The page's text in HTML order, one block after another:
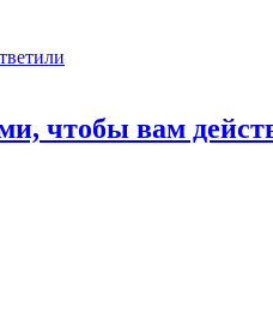
чтобы вам